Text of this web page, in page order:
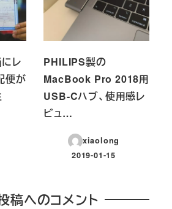
レ
便が
PHILIPS製の
MacBook Pro 2018用
USB-Cハブ、使用感レ
ビュ…
xiaolong
投稿日
2019-01-15
稿へのコメント